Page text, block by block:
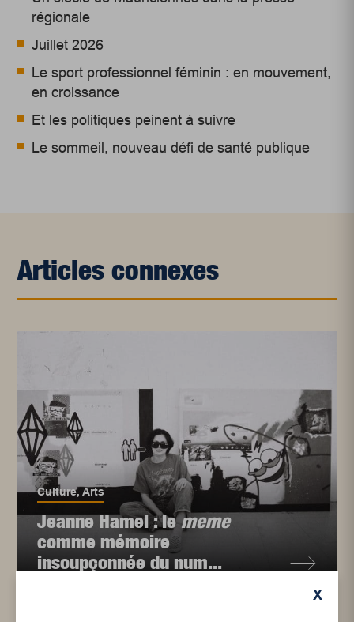
régionale
Juillet 2026
Le sport professionnel féminin : en mouvement,
en croissance
Et les politiques peinent à suivre
Le sommeil, nouveau défi de santé publique
Articles connexes
Culture,Arts
Jeanne Hamel : lememe
comme mémoire
insoupçonnée du num...
X